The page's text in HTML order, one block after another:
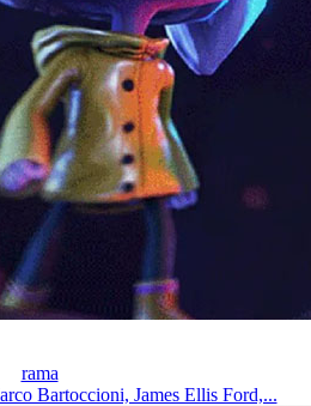
rama
Bartoccioni, James Ellis Ford,...